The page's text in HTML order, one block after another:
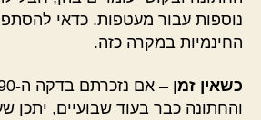
נוספות עבור מעטפות. כדאי
החינמיות במקרה כזה.
כשאין זמן
והחתונה כבר בעוד שבועיים, יתכן